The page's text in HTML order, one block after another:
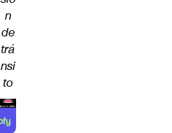
n
de
trá
nsi
to